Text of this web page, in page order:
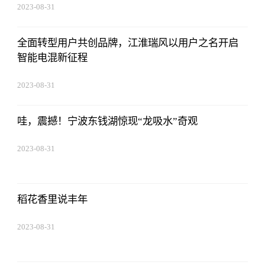
2023-08-31
全面转型用户共创品牌，江淮瑞风以用户之名开启
智能电混新征程
2023-08-31
哇，震撼！宁波东钱湖惊现“龙吸水”奇观
2023-08-31
稻花香里说丰年
2023-08-31